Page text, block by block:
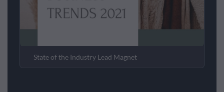
State of the Industry Lead Magnet